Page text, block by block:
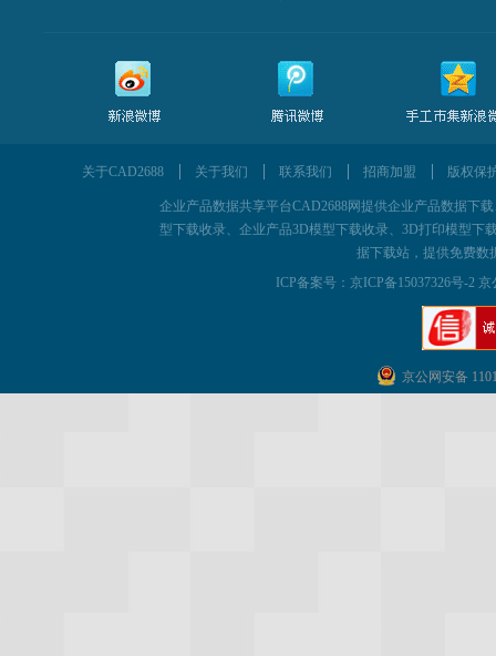
关于CAD2688 关于我们 联系我们 招商加盟 版权保
企业产品数据共享平台CAD2688网提供企业产品数据下
型下载收录、企业产品3D模型下载收录、3D打印模型下
据下载站，提供免费数
ICP备案号： 京ICP备15037326号-2
京公网安备